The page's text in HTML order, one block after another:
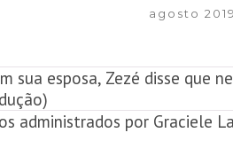
agosto 2019
administrados por Graciele